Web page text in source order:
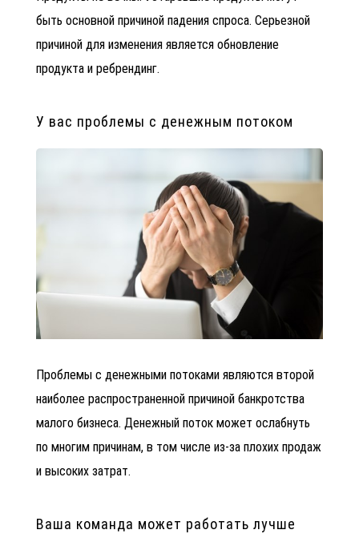
быть основной причиной падения спроса. Серьезной
причиной для изменения является обновление
продукта и ребрендинг.
У вас проблемы с денежным потоком
Проблемы с денежными потоками являются второй
наиболее распространенной причиной банкротства
малого бизнеса. Денежный поток может ослабнуть
по многим причинам, в том числе из-за плохих продаж
и высоких затрат.
Ваша команда может работать лучше